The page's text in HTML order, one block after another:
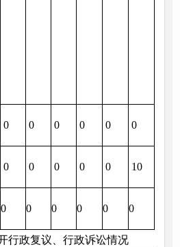
0 0 0 0 0 0
0 0 0 0 0 10
0 0 0 0 0 0
行政复议、行政诉讼情况